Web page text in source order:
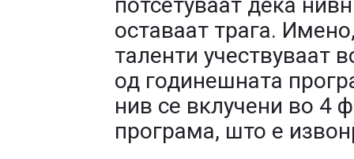
потсетуваат дека
оставаат трага.
таленти учествуваат
од годинешната
нив се вклучени во 4
програма, што е